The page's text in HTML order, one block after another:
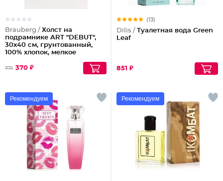
Brauberg / Холст на
подрамнике ART "DEBUT",
30х40 см, грунтованный,
100% хлопок, мелкое
Партия по 2шт
771 370 ₽
(13)
Dilis / Туалетная вода Green
Leaf
851 ₽
Рекомендуем Рекомендуем